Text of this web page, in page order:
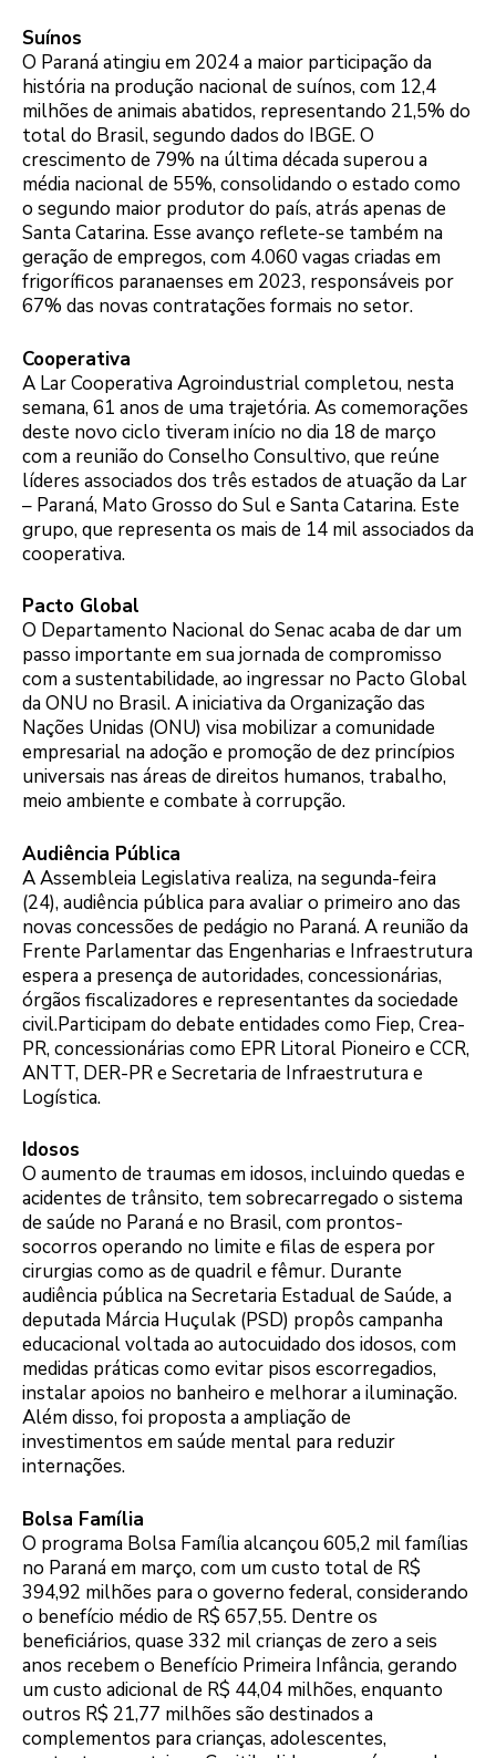
Suínos
O Paraná atingiu em 2024 a maior participação da
história na produção nacional de suínos, com 12,4
milhões de animais abatidos, representando 21,5% do
total do Brasil, segundo dados do IBGE. O
crescimento de 79% na última década superou a
média nacional de 55%, consolidando o estado como
o segundo maior produtor do país, atrás apenas de
Santa Catarina. Esse avanço reflete-se também na
geração de empregos, com 4.060 vagas criadas em
frigoríficos paranaenses em 2023, responsáveis por
67% das novas contratações formais no setor.
Cooperativa
A Lar Cooperativa Agroindustrial completou, nesta
semana, 61 anos de uma trajetória. As comemorações
deste novo ciclo tiveram início no dia 18 de março
com a reunião do Conselho Consultivo, que reúne
líderes associados dos três estados de atuação da Lar
– Paraná, Mato Grosso do Sul e Santa Catarina. Este
grupo, que representa os mais de 14 mil associados da
cooperativa.
Pacto Global
O Departamento Nacional do Senac acaba de dar um
passo importante em sua jornada de compromisso
com a sustentabilidade, ao ingressar no Pacto Global
da ONU no Brasil. A iniciativa da Organização das
Nações Unidas (ONU) visa mobilizar a comunidade
empresarial na adoção e promoção de dez princípios
universais nas áreas de direitos humanos, trabalho,
meio ambiente e combate à corrupção.
Audiência Pública
A Assembleia Legislativa realiza, na segunda-feira
(24), audiência pública para avaliar o primeiro ano das
novas concessões de pedágio no Paraná. A reunião da
Frente Parlamentar das Engenharias e Infraestrutura
espera a presença de autoridades, concessionárias,
órgãos fiscalizadores e representantes da sociedade
civil.Participam do debate entidades como Fiep, Crea-
PR, concessionárias como EPR Litoral Pioneiro e CCR,
ANTT, DER-PR e Secretaria de Infraestrutura e
Logística.
Idosos
O aumento de traumas em idosos, incluindo quedas e
acidentes de trânsito, tem sobrecarregado o sistema
de saúde no Paraná e no Brasil, com prontos-
socorros operando no limite e filas de espera por
cirurgias como as de quadril e fêmur. Durante
audiência pública na Secretaria Estadual de Saúde, a
deputada Márcia Huçulak (PSD) propôs campanha
educacional voltada ao autocuidado dos idosos, com
medidas práticas como evitar pisos escorregadios,
instalar apoios no banheiro e melhorar a iluminação.
Além disso, foi proposta a ampliação de
investimentos em saúde mental para reduzir
internações.
Bolsa Família
O programa Bolsa Família alcançou 605,2 mil famílias
no Paraná em março, com um custo total de R$
394,92 milhões para o governo federal, considerando
o benefício médio de R$ 657,55. Dentre os
beneficiários, quase 332 mil crianças de zero a seis
anos recebem o Benefício Primeira Infância, gerando
um custo adicional de R$ 44,04 milhões, enquanto
outros R$ 21,77 milhões são destinados a
complementos para crianças, adolescentes,